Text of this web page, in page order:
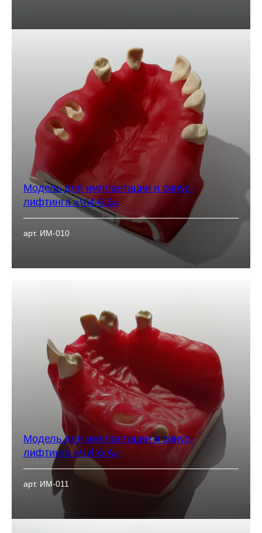
Модель для имплантации и синус-
лифтинга «ЧИ-6.Б»
арт. ИМ-010
Модель для имплантации и синус-
лифтинга «ЧИ-6.А»
арт. ИМ-011